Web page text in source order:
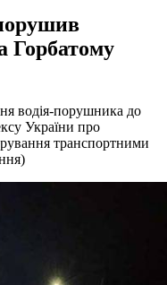
Горбатому
водія-порушника до
України про
транспортними